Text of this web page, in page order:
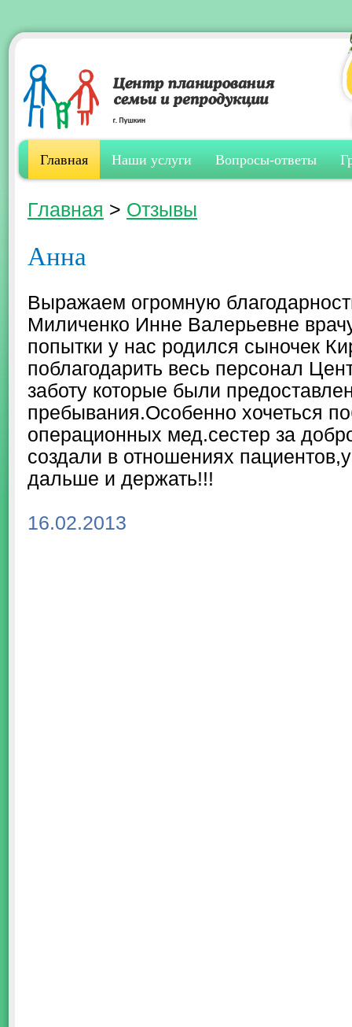
Главная Наши услуги Вопросы-ответы
Главная > Отзывы
Анна
Выражаем огромную
Миличенко Инне Валерьевне
попытки у нас родился сыночек
поблагодарить весь персонал
заботу которые были
пребывания.Особенно хочеться
операционных мед.сестер за
создали в отношениях
дальше и держать!!!
16.02.2013